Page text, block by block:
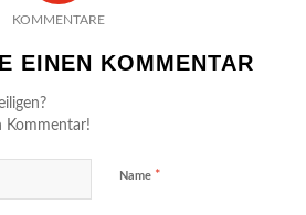
KOMMENTARE
EINEN KOMMENTAR
Kommentar!
Name *